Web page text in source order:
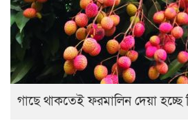
গাছে থাকতেই ফরমালিন দেয়া হচ্ছে